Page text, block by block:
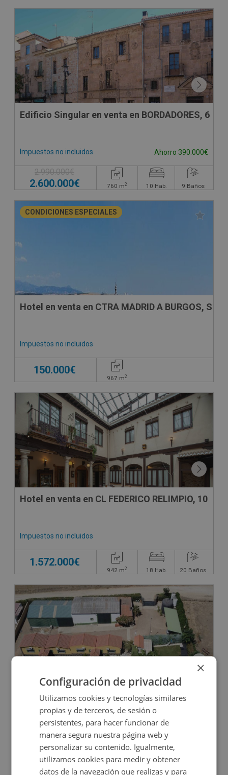
Edificio Singular en venta en BORDADORES, 6
Impuestos no incluidos Ahorro 390.000€
2.990.000€
2.600.000€ 760 m2 10 Hab. 9 Baños
CONDICIONES ESPECIALES
Hotel en venta en CTRA MADRID A BURGOS, SN
Impuestos no incluidos
150.000€
967 m2
Hotel en venta en CL FEDERICO RELIMPIO, 10
Impuestos no incluidos
1.572.000€
942 m2 18 Hab. 20 Baños
Hotel en venta en CALLE LA GAZPACHERA
Impuestos no incluidos
350.000€
10.228 m 2 5 Hab.
×
Configuración de privacidad
Utilizamos cookies y tecnologías similares
propias y de terceros, de sesión o
persistentes, para hacer funcionar de
manera segura nuestra página web y
personalizar su contenido. Igualmente,
utilizamos cookies para medir y obtener
datos de la navegación que realizas y para